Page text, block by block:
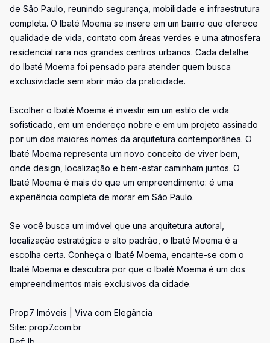
de São Paulo, reunindo segurança, mobilidade e infraestrutura
completa. O Ibaté Moema se insere em um bairro que oferece
qualidade de vida, contato com áreas verdes e uma atmosfera
residencial rara nos grandes centros urbanos. Cada detalhe
do Ibaté Moema foi pensado para atender quem busca
exclusividade sem abrir mão da praticidade.
Escolher o Ibaté Moema é investir em um estilo de vida
sofisticado, em um endereço nobre e em um projeto assinado
por um dos maiores nomes da arquitetura contemporânea. O
Ibaté Moema representa um novo conceito de viver bem,
onde design, localização e bem-estar caminham juntos. O
Ibaté Moema é mais do que um empreendimento: é uma
experiência completa de morar em São Paulo.
Se você busca um imóvel que una arquitetura autoral,
localização estratégica e alto padrão, o Ibaté Moema é a
escolha certa. Conheça o Ibaté Moema, encante-se com o
Ibaté Moema e descubra por que o Ibaté Moema é um dos
empreendimentos mais exclusivos da cidade.
Prop7 Imóveis | Viva com Elegância
Site: prop7.com.br